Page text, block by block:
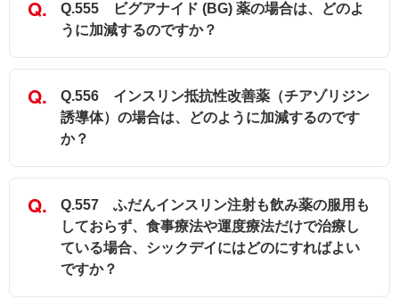
Q.555 ビグアナイド (BG) 薬の場合は、どのよ
うに加減するのですか？
Q.556 インスリン抵抗性改善薬（チアゾリジン
誘導体）の場合は、どのように加減するのです
か？
Q.557 ふだんインスリン注射も飲み薬の服用も
しておらず、食事療法や運度療法だけで治療し
ている場合、シックデイにはどのにすればよい
ですか？